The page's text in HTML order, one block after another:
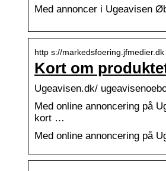
Med annoncer i Ugeavisen
http s://markedsfoering.jfmedier.dk
Kort om
Ugeavisen.dk/
Med online annoncering på
kort …
Med online annoncering på